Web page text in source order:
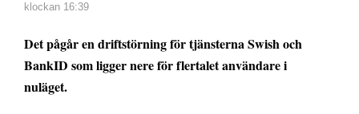
klockan 16:39
Det pågår en driftstörning för tjänsterna Swish och
BankID som ligger nere för flertalet användare i
nuläget.